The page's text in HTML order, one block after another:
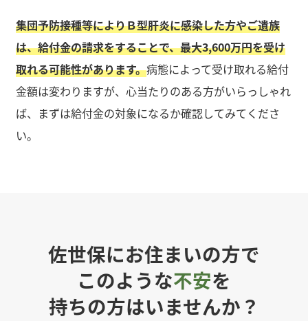
集団予防接種等によりＢ型肝炎に感染した方やご遺族
は、給付金の請求をすることで、最大3,600万円を受け
取れる可能性があります。病態によって受け取れる給付
金額は変わりますが、心当たりのある方がいらっしゃれ
ば、まずは給付金の対象になるか確認してみてくださ
い。
佐世保にお住まいの方で
このような不安を
持ちの方はいませんか？